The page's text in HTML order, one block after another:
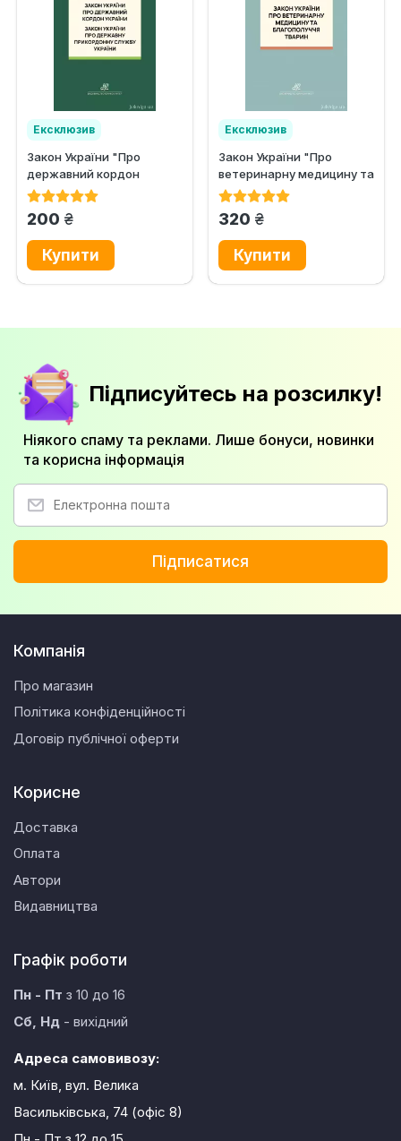
Ексклюзив
Закон України "Про
державний кордон
України", Закон України...
200 грн.
Ексклюзив
Закон України "Про
ветеринарну медицину та
благополуччя...
320 грн.
Підписуйтесь на розсилку!
Ніякого спаму та реклами. Лише бонуси, новинки
та корисна інформація
Підписатися
Компанія
Про магазин
Політика конфіденційності
Договір публічної оферти
Корисне
Доставка
Оплата
Автори
Видавництва
Графік роботи
Пн - Пт з 10 до 16
Сб, Нд - вихідний
Адреса самовивозу:
м. Київ, вул. Велика
Васильківська, 74 (офіс 8)